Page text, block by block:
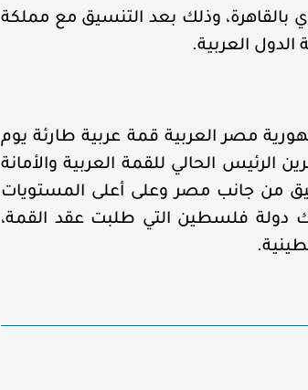
في الـ 27 من الشهر الجاري بالقاهرة، وذلك بعد التنسيق مع مملكة
الدول العربية.
مصر العربية قمة عربية طارئة يوم
الرئيس الحالي للقمة العربية والأمانة
من جانب مصر وعلى أعلى المستويات
دولة فلسطين التي طلبت عقد القمة،